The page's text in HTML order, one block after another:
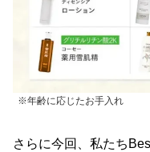
※年齢に応じたお手入れ
さらに今回、私たち